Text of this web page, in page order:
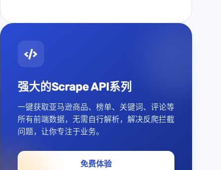
强大的Scrape API系列
一键获取亚马逊商品、榜单、关键词、评论等
所有前端数据，无需自行解析，解决反爬拦截
问题，让你专注于业务。
免费体验